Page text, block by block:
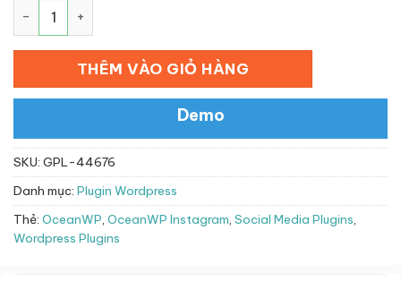
THÊM VÀO GIỎ HÀNG
Demo
SKU: GPL-44676
Danh mục: Plugin Wordpress
Thẻ: OceanWP, OceanWP Instagram, Social Media Plugins,
Wordpress Plugins